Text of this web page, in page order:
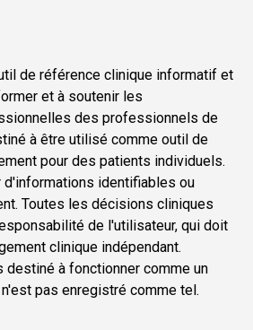
de référence clinique informatif et
et à soutenir les
des professionnels de
à être utilisé comme outil de
pour des patients individuels.
identifiables ou
Toutes les décisions cliniques
de l'utilisateur, qui doit
clinique indépendant.
destiné à fonctionner comme un
pas enregistré comme tel.